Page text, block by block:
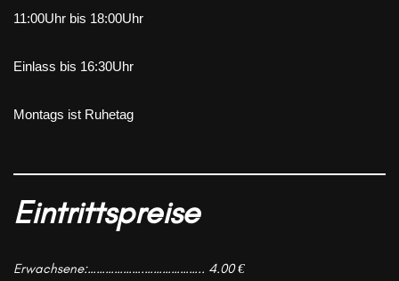
11:00Uhr bis 18:00Uhr
Einlass bis 16:30Uhr
Montags ist Ruhetag
Eintrittspreise
Erwachsene:……………….……………….. 4.00 €